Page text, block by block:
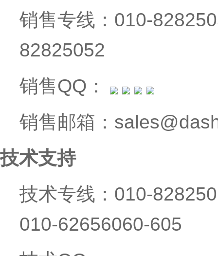
销售专线：010-
82825052
销售QQ：
销售邮箱：
技术支持
技术专线：010-
010-62656060-605